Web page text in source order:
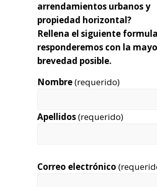
arrendamientos urbanos y
propiedad horizontal?
Rellena el siguiente
responderemos con la
brevedad posible.
Nombre(requerido)
Apellidos(requerido)
Correo electrónico